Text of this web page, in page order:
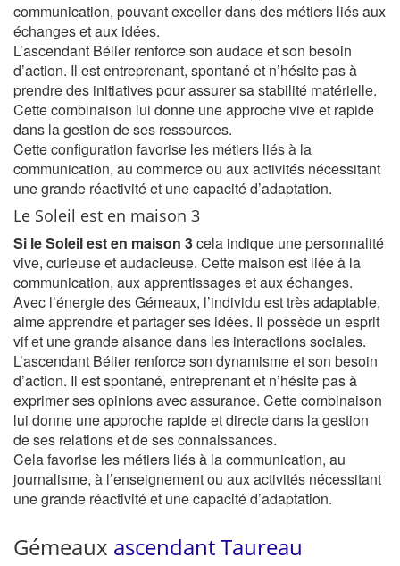
communication, pouvant exceller dans des métiers liés aux
échanges et aux idées.
L’ascendant Bélier renforce son audace et son besoin
d’action. Il est entreprenant, spontané et n’hésite pas à
prendre des initiatives pour assurer sa stabilité matérielle.
Cette combinaison lui donne une approche vive et rapide
dans la gestion de ses ressources.
Cette configuration favorise les métiers liés à la
communication, au commerce ou aux activités nécessitant
une grande réactivité et une capacité d’adaptation.
Le Soleil est en maison 3
Si le Soleil est en maison 3cela indique une personnalité
vive, curieuse et audacieuse. Cette maison est liée à la
communication, aux apprentissages et aux échanges.
Avec l’énergie des Gémeaux, l’individu est très adaptable,
aime apprendre et partager ses idées. Il possède un esprit
vif et une grande aisance dans les interactions sociales.
L’ascendant Bélier renforce son dynamisme et son besoin
d’action. Il est spontané, entreprenant et n’hésite pas à
exprimer ses opinions avec assurance. Cette combinaison
lui donne une approche rapide et directe dans la gestion
de ses relations et de ses connaissances.
Cela favorise les métiers liés à la communication, au
journalisme, à l’enseignement ou aux activités nécessitant
une grande réactivité et une capacité d’adaptation.
Gémeaux ascendant Taureau